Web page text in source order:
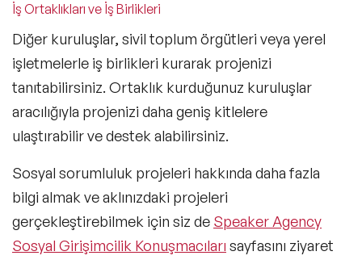
İş Ortaklıkları ve İş Birlikleri
Diğer kuruluşlar, sivil toplum örgütleri veya yerel
işletmelerle iş birlikleri kurarak projenizi
tanıtabilirsiniz. Ortaklık kurduğunuz kuruluşlar
aracılığıyla projenizi daha geniş kitlelere
ulaştırabilir ve destek alabilirsiniz.
Sosyal sorumluluk projeleri hakkında daha fazla
bilgi almak ve aklınızdaki projeleri
gerçekleştirebilmek için siz de Speaker Agency
Sosyal Girişimcilik Konuşmacıları sayfasını ziyaret